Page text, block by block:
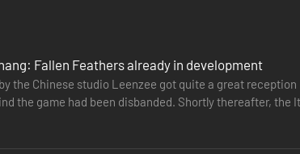
som skal navigere sin usikre og mystiske fortid, mens
fra faldne fjender. Udvikl din kampstil ved at ofre
fortryllelser, hvilket giver mulighed for en unik
Fallen Feathers already in development
the Chinese studio Leenzee got quite a great
thereafter, the Italian company Digital Bros (parent company of 505 Games)